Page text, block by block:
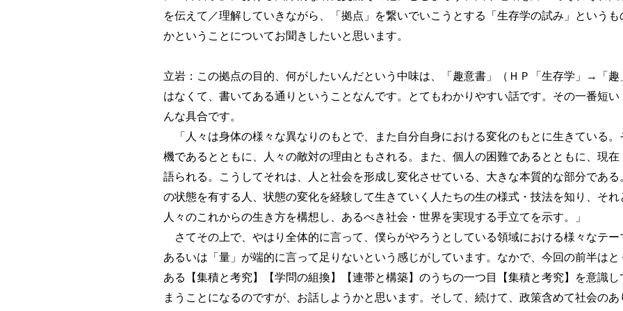
を伝えて／理解していきながら、「拠点」を繋いでいこうとする「生存学の試み」という
かということについてお聞きしたいと思います。
立岩：この拠点の目的、何がしたいんだという中味は、「趣意書」（ＨＰ「生存学」→「
はなくて、書いてある通りということなんです。とてもわかりやすい話です。その一番短
んな具合です。
「人々は身体の様々な異なりのもとで、また自分自身における変化のもとに生きている
機であるとともに、人々の敵対の理由ともされる。また、個人の困難であるとともに、現
語られる。こうしてそれは、人と社会を形成し変化させている、大きな本質的な部分であ
の状態を有する人、状態の変化を経験して生きていく人たちの生の様式・技法を知り、そ
人々のこれからの生き方を構想し、あるべき社会・世界を実現する手立てを示す。」
さてその上で、やはり全体的に言って、僕らがやろうとしている領域における様々なテ
あるいは「量」が端的に言って足りないという感じがしています。なかで、今回の前半は
ある【集積と考究】【学問の組換】【連帯と構築】のうちの一つ目【集積と考究】を意識
まうことになるのですが、お話しようかと思います。そして、続けて、政策含めて社会の